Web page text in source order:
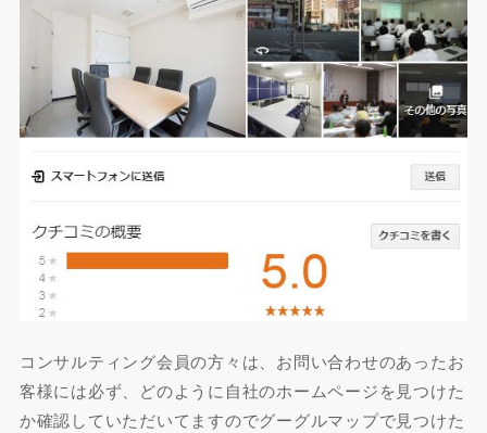
コンサルティング会員の方々は、お問い合わせのあったお
客様には必ず、どのように自社のホームページを見つけた
か確認していただいてますのでグーグルマップで見つけた